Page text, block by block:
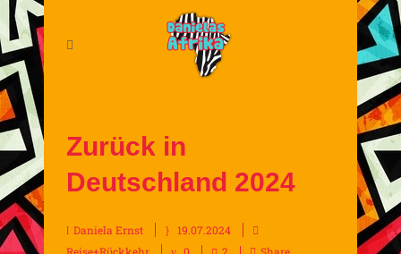
Zurück in
Deutschland 2024
Daniela Ernst
19.07.2024